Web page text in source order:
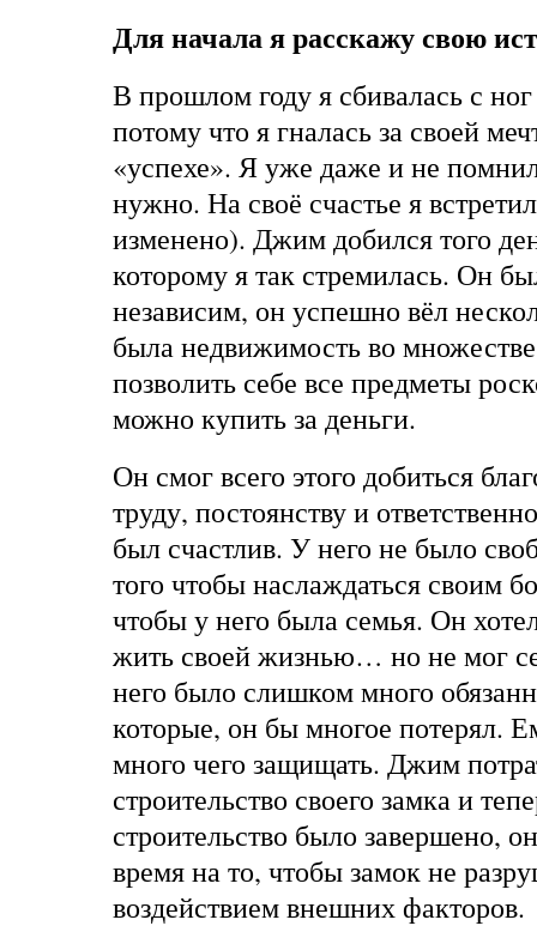
Для начала я расскажу свою
В прошлом году я сбивалась с
потому что я гналась за своей
«успехе». Я уже даже и не
нужно. На своё счастье я
изменено). Джим добился того
которому я так стремилась. Он
независим, он успешно вёл
была недвижимость во
позволить себе все предметы
можно купить за деньги.
Он смог всего этого добиться
труду, постоянству и
был счастлив. У него не было
того чтобы наслаждаться своим
чтобы у него была семья. Он
жить своей жизнью… но не мог
него было слишком много
которые, он бы многое потерял.
много чего защищать. Джим
строительство своего замка и
строительство было завершено,
время на то, чтобы замок не
воздействием внешних факторов.